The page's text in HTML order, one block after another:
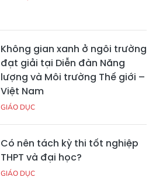
Không gian xanh ở ngôi trường
đạt giải tại Diễn đàn Năng
lượng và Môi trường Thế giới –
Việt Nam
GIÁO DỤC
Có nên tách kỳ thi tốt nghiệp
THPT và đại học?
GIÁO DỤC